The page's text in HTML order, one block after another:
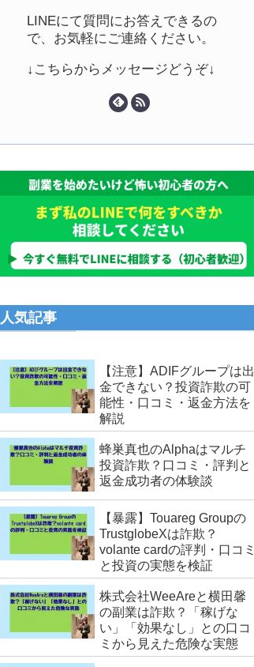
LINEにて質問にお答えできるの
で、お気軽にご連絡ください。
↓こちらからメッセージどうぞ↓
人気記事
【注意】ADIFグループは出
金できない？投資詐欺の可
能性・口コミ・返金方法を
解説
蜂巣真也のAlphaはマルチ
投資詐欺？口コミ・評判と
返金成功者の体験談
【暴露】Touareg Groupの
TrustglobeXは詐欺？
volante cardの評判・口コミ
と投資の実態を検証
株式会社WeeAreと横田馨
の副業は詐欺？「稼げな
い」「効果なし」との口コ
ミから見えた危険な実態